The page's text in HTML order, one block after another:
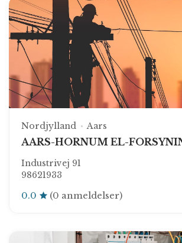
Nordjylland Aars
AARS-HORNUM EL-
Industrivej 91
98621933
0.0 (0 anmeldelser)